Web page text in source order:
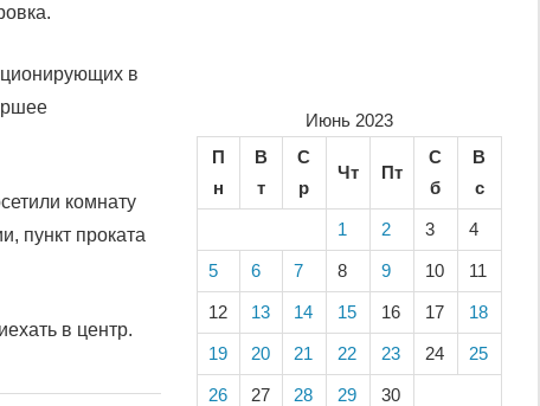
в
комнату
пункт проката
в центр.
Июнь 2023
П
н
В
т
С
р
Чт Пт
С
б
В
с
1 2 3 4
5 6 7 8 9 10 11
12 13 14 15 16 17 18
19 20 21 22 23 24 25
26 27 28 29 30